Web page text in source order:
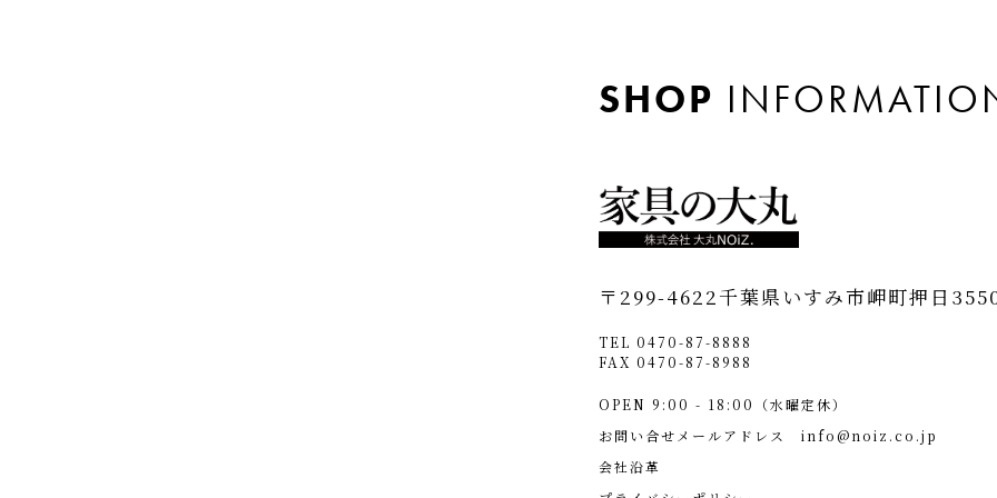
SHOP
〒299-4622千葉県いすみ市岬町押日
TEL 0470-87-8888
FAX 0470-87-8988
OPEN 9:00 - 18:00（水曜定休）
お問い合せメールアドレス info@noiz.co.jp
会社沿革